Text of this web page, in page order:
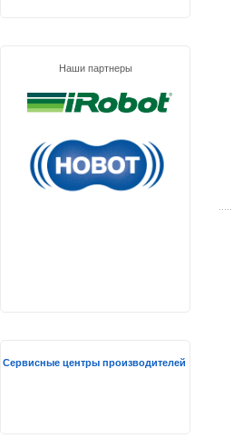
Наши партнеры
Сервисные центры производителей